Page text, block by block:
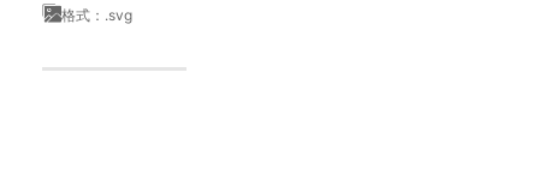
格式：.svg